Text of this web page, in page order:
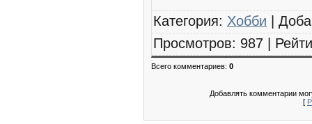
Категория: Хобби |
Просмотров: 987 |
Всего комментариев: 0
Добавлять комментарии
[